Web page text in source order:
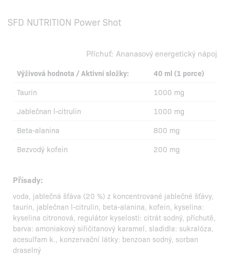
SFD NUTRITION Power Shot
Příchuť: Ananasový energetický nápoj
Výživová hodnota / Aktivní složky:
40 ml (1 porce)
Taurin
1000 mg
Jablečnan l-citrulin
1000 mg
Beta-alanina
800 mg
Bezvodý kofein
200 mg
Přísady:
voda, jablečná šťáva (20 %) z koncentrované jablečné šťávy,
taurin, jablečnan l-citrulin, beta-alanina, kofein, kyselina:
kyselina citronová, regulátor kyselosti: citrát sodný, příchutě,
barva: amoniakový siřičitanový karamel, sladidla: sukralóza,
acesulfam k., konzervační látky: benzoan sodný, sorban
draselný